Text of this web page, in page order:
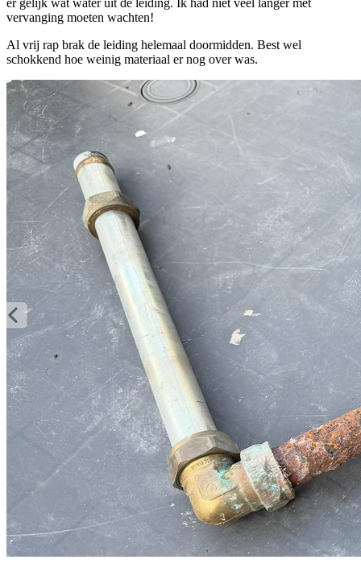
er gelijk wat water uit de leiding. Ik had niet veel langer met
vervanging moeten wachten!
Al vrij rap brak de leiding helemaal doormidden. Best wel
schokkend hoe weinig materiaal er nog over was.